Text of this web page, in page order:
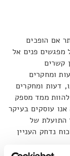
אם הופכים
פנים אל
קשרים
ומחקרים
דעות ומחקרים
להוות ממד מספק
עוסקים בעיקר
התועלת של
נדחק העניין